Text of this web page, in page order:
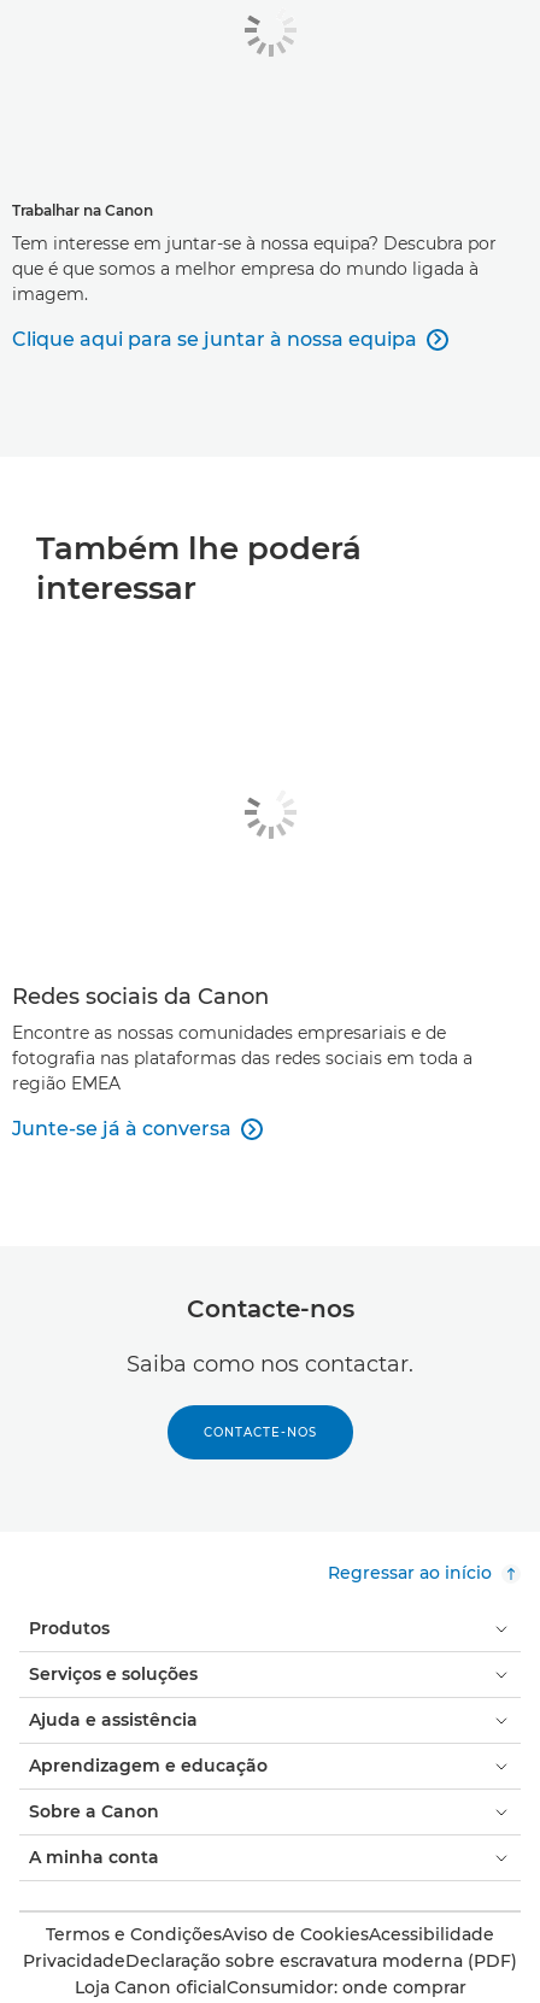
Trabalhar na Canon
Tem interesse em juntar-se à nossa equipa? Descubra por
que é que somos a melhor empresa do mundo ligada à
imagem.
Clique aqui para se juntar à nossa equipa 
Também lhe poderá
interessar
Redes sociais da Canon
Encontre as nossas comunidades empresariais e de
fotografia nas plataformas das redes sociais em toda a
região EMEA
Junte-se já à conversa 
Contacte-nos
Saiba como nos contactar.
CONTACTE-NOS
Regressar ao início
Produtos
Serviços e soluções
Ajuda e assistência
Aprendizagem e educação
Sobre a Canon
A minha conta
Termos e CondiçõesAviso de CookiesAcessibilidade
PrivacidadeDeclaração sobre escravatura moderna (PDF)
Loja Canon oficial Consumidor: onde comprar